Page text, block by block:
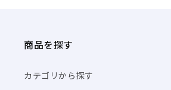
商品を探す
カテゴリから探す